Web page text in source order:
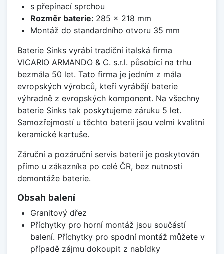
s přepínací sprchou
Rozměr baterie: 285 x 218 mm
Montáž do standardního otvoru 35 mm
Baterie Sinks vyrábí tradiční italská firma
VICARIO ARMANDO & C. s.r.l. působící na trhu
bezmála 50 let. Tato firma je jedním z mála
evropských výrobců, kteří vyrábějí baterie
výhradně z evropských komponent. Na všechny
baterie Sinks tak poskytujeme záruku 5 let.
Samozřejmostí u těchto baterií jsou velmi kvalitní
keramické kartuše.
Záruční a pozáruční servis baterií je poskytován
přímo u zákazníka po celé ČR, bez nutnosti
demontáže baterie.
Obsah balení
Granitový dřez
Příchytky pro horní montáž jsou součástí
balení. Příchytky pro spodní montáž můžete v
případě zájmu dokoupit z nabídky